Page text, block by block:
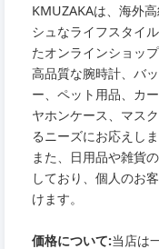
KMUZAKAは、海外
シュなライフスタイ
たオンラインショップ
高品質な腕時計、バ
ー、ペット用品、カ
ヤホンケース、マス
るニーズにお応えしま
また、日用品や雑貨
しており、個人のお
けます。
価格について:当店は